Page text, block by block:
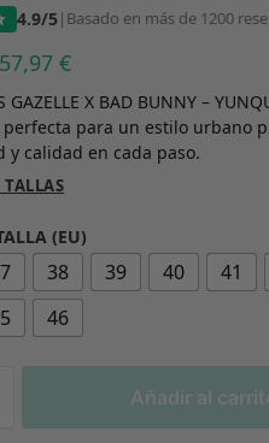
4.9/5| Basado en más de 1200
57,97€
GAZELLE X BAD BUNNY –
perfecta para un estilo urbano
y calidad en cada paso.
(EU)
38 39 40 41
46
Añadir al